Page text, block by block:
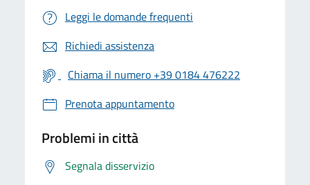
Leggi le domande frequenti
Richiedi assistenza
Chiama il numero +39 0184 476222
Prenota appuntamento
Problemi in città
Segnala disservizio